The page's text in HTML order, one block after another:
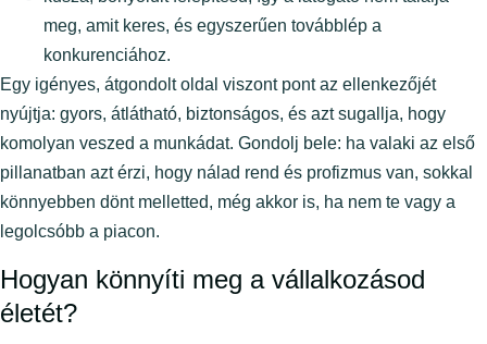
meg, amit keres, és egyszerűen továbblép a
konkurenciához.
Egy igényes, átgondolt oldal viszont pont az ellenkezőjét
nyújtja: gyors, átlátható, biztonságos, és azt sugallja, hogy
komolyan veszed a munkádat. Gondolj bele: ha valaki az első
pillanatban azt érzi, hogy nálad rend és profizmus van, sokkal
könnyebben dönt melletted, még akkor is, ha nem te vagy a
legolcsóbb a piacon.
Hogyan könnyíti meg a vállalkozásod
életét?